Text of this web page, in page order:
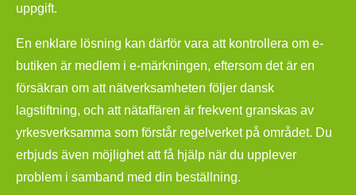
uppgift.
En enklare lösning kan därför vara att kontrollera om e-
butiken är medlem i e-märkningen, eftersom det är en
försäkran om att nätverksamheten följer dansk
lagstiftning, och att nätaffären är frekvent granskas av
yrkesverksamma som förstår regelverket på området. Du
erbjuds även möjlighet att få hjälp när du upplever
problem i samband med din beställning.